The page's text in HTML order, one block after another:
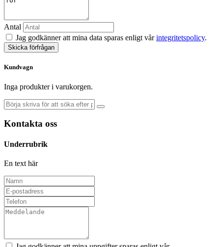
Antal
Jag godkänner att mina data sparas enligt vårintegritetspolicy.
Skicka förfrågan
Kundvagn
Inga produkter i varukorgen.
Kontakta oss
Underrubrik
En text här